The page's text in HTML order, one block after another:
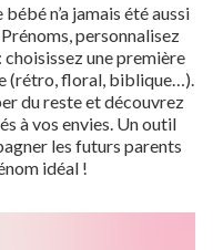
n’a jamais été aussi
personnalisez
une première
(rétro, floral, biblique…).
du reste et découvrez
à vos envies. Un outil
les futurs parents
idéal !